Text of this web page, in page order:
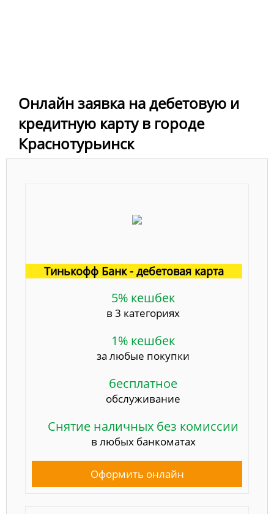
Онлайн заявка на дебетовую и
кредитную карту в городе
Краснотурьинск
Тинькофф Банк - дебетовая карта
5% кешбек
в 3 категориях
1% кешбек
за любые покупки
бесплатное
обслуживание
Снятие наличных без комиссии
в любых банкоматах
Оформить онлайн